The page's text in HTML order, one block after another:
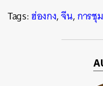
Tags:ฮ่องกง,จีน,การชุ